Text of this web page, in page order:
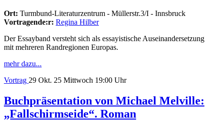
Ort: Turmbund-Literaturzentrum - Müllerstr.3/I - Innsbruck
Vortragende:r: Regina Hilber
Der Essayband versteht sich als essayistische Auseinandersetzung
mit mehreren Randregionen Europas.
mehr dazu...
Vortrag 29 Okt. 25 Mittwoch 19:00 Uhr
Buchpräsentation von Michael Melville:
„Fallschirmseide“. Roman